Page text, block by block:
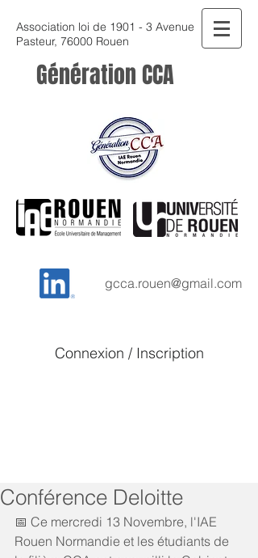
Association loi de 1901 - 3 Avenue
Pasteur, 76000 Rouen
Génération CCA
gcca.rouen@gmail.com
Connexion / Inscription
Conférence Deloitte
📅 Ce mercredi 13 Novembre, l'IAE
Rouen Normandie et les étudiants de